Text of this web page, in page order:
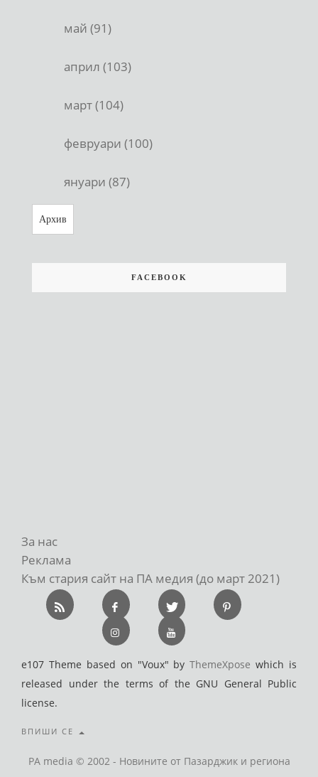
май (91)
април (103)
март (104)
февруари (100)
януари (87)
Архив
FACEBOOK
За нас
Реклама
Към стария сайт на ПА медия (до март 2021)
e107 Theme based on "Voux" byThemeXpose which is
released under the terms of the GNU General Public
license.
ВПИШИ СЕ
PA media © 2002 - Новините от Пазарджик и региона